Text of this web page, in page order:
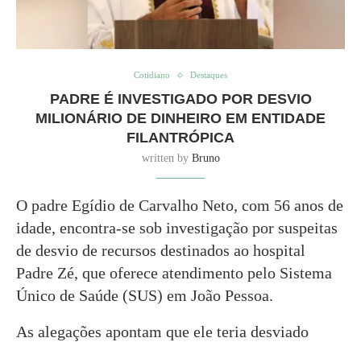
Cotidiano Destaques
PADRE É INVESTIGADO POR DESVIO
MILIONÁRIO DE DINHEIRO EM ENTIDADE
FILANTRÓPICA
written by Bruno
O padre Egídio de Carvalho Neto, com 56 anos de
idade, encontra-se sob investigação por suspeitas
de desvio de recursos destinados ao hospital
Padre Zé, que oferece atendimento pelo Sistema
Único de Saúde (SUS) em João Pessoa.
As alegações apontam que ele teria desviado